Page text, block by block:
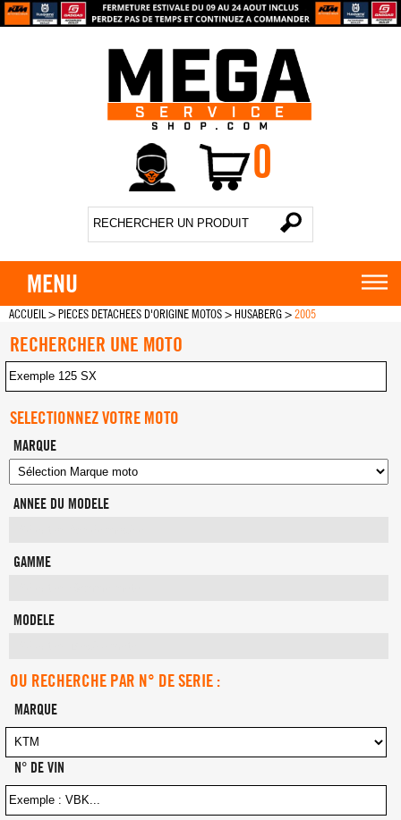
0
MENU
ACCUEIL>PIECES DETACHEES D'ORIGINE MOTOS> HUSABERG>2005
RECHERCHER UNE MOTO
SELECTIONNEZ VOTRE MOTO
MARQUE
ANNEE DU MODELE
GAMME
MODELE
OU RECHERCHE PAR N° DE SERIE :
MARQUE
N° DE VIN